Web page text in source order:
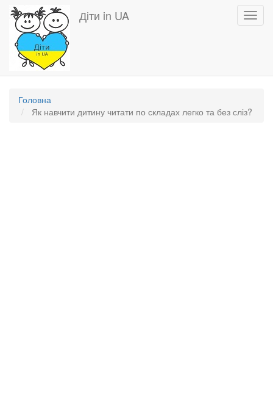
Перейти
основного
вмісту
Діти in UA
Головна
Як навчити дитину читати по складах легко та без сліз?